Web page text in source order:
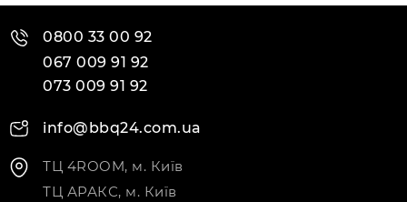
0800 33 00 92
067 009 91 92
073 009 91 92
info@bbq24.com.ua
ТЦ 4ROOM, м. Київ
ТЦ АРАКС, м. Київ